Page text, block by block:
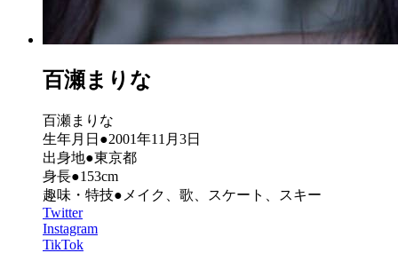
百瀬まりな
百瀬まりな
生年月日●2001年11月3日
出身地●東京都
身長●153cm
趣味・特技●メイク、歌、スケート、スキー
Twitter
Instagram
TikTok